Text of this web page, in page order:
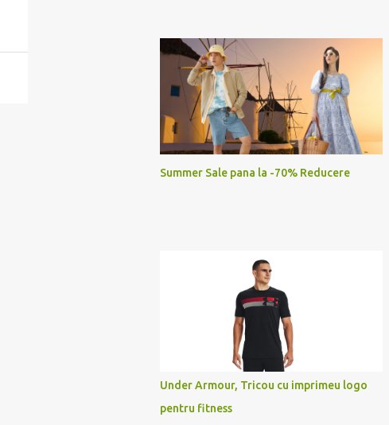
Summer Sale pana la -70% Reducere
Under Armour, Tricou cu imprimeu logo
pentru fitness